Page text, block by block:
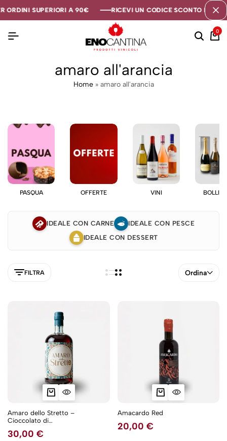
ORDINI SUPERIORI A 90€ RICEVI UN CODICE SCONTO DI 5€
ORDINI SUPERIORI A 90€ RICEVI UN CODICE SCONTO DI 5€
ORDINI SUPERIORI A 90€ RICEVI UN CODICE SCONTO DI 5€
0
amaro all'arancia
Home» amaro all'arancia
PASQUA OFFERTE VINI
IDEALE CON CARNE
IDEALE CON PESCE
IDEALE CON DESSERT
FILTRA Ordina
Amaro dello Stretto –
Cioccolato di
30,00 €
Amacardo Red
20,00 €